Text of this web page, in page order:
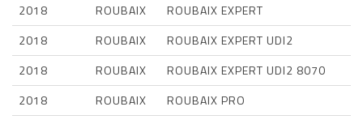
2018
ROUBAIX
ROUBAIX EXPERT
2018
ROUBAIX
ROUBAIX EXPERT UDI2
2018
ROUBAIX
ROUBAIX EXPERT UDI2 8070
2018
ROUBAIX
ROUBAIX PRO